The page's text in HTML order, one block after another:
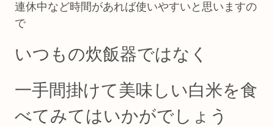
連休中など時間があれば使いやすいと思いますの
で
いつもの炊飯器ではなく
一手間掛けて美味しい白米を食
べてみてはいかがでしょう